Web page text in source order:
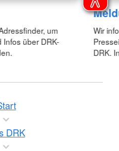
um
über DRK-
Wir
DRK.
DRK